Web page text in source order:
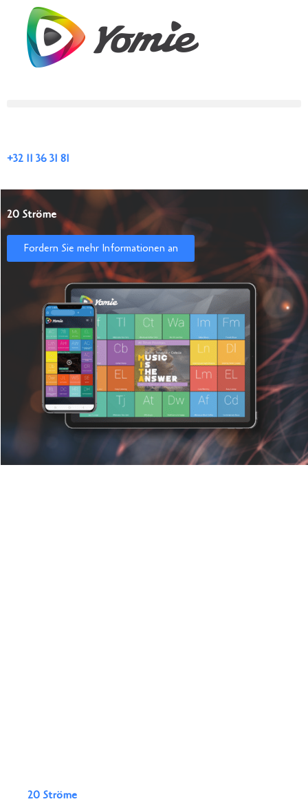
+32 11 36 31 81
20 Ströme
Fordern Sie mehr Informationen an
20 Ströme